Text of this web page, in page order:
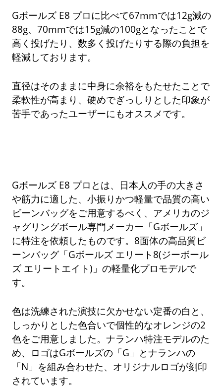
Gボールズ E8 プロに比べて67mmでは12g減の
88g、70mmでは15g減の100gとなったことで
高く投げたり、数多く投げたりする際の負担を
軽減しております。
直径はそのままに中身に余裕をもたせたことで
柔軟性が高まり、硬めでぎっしりとした印象が
苦手であったユーザーにもオススメです。
Gボールズ E8 プロとは、日本人の手の大きさ
や筋力に適した、小振りかつ軽量で品質の高い
ビーンバッグをご用意するべく、アメリカのジ
ャグリングボール専門メーカー「Gボールズ」
に特注を依頼したものです。8面体の高品質ビ
ーンバッグ「Gボールズ エリート8(ジーボール
ズ エリートエイト)」の軽量化プロモデルで
す。
色は洗練された演技に欠かせない定番の白と、
しっかりとした色合いで個性的なオレンジの2
色をご用意しました。ナランハ特注モデルのた
め、ロゴはGボールズの「G」とナランハの
「N」を組み合わせた、オリジナルロゴが刻印
されています。